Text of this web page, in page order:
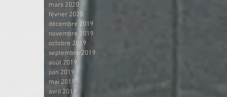
mars 2020
février 2020
décembre 2019
novembre 2019
octobre 2019
septembre 2019
août 2019
juin 2019
mai 2019
avril 2019